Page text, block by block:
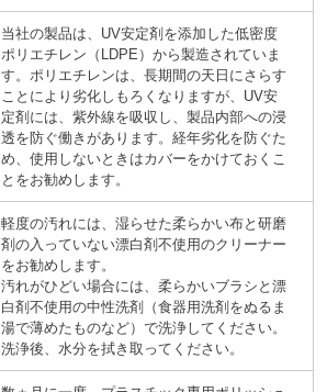
当社の製品は、UV安定剤を添加した低密度
ポリエチレン（LDPE）から製造されていま
す。ポリエチレンは、長期間の天日にさらす
ことにより劣化しもろくなりますが、UV安
定剤には、紫外線を吸収し、製品内部への浸
透を防ぐ働きがあります。経年劣化を防ぐた
め、使用しないときはカバーをかけておくこ
とをお勧めします。
軽度の汚れには、湿らせた柔らかい布と研磨
剤の入っていない漂白剤不使用のクリーナー
をお勧めします。
汚れがひどい場合には、柔らかいブラシと漂
白剤不使用の中性洗剤（食器用洗剤をぬるま
湯で薄めたものなど）で洗浄してください。
洗浄後、水分を拭き取ってください。